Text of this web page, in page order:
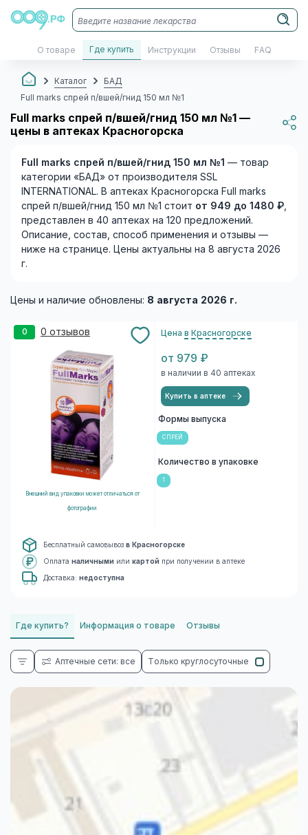
О товаре Где купить Инструкции Отзывы FAQ
Каталог
БАД
Full marks спрей п/вшей/гнид 150 мл №1
Full marks спрей п/вшей/гнид 150 мл №1 —
цены в аптеках Красногорска
Full marks спрей п/вшей/гнид 150 мл №1 — товар
категории «БАД» от производителя SSL
INTERNATIONAL. В аптеках Красногорска Full marks
спрей п/вшей/гнид 150 мл №1 стоит от 949 до 1480 ₽,
представлен в 40 аптеках на 120 предложений.
Описание, состав, способ применения и отзывы —
ниже на странице. Цены актуальны на 8 августа 2026
г.
Цены и наличие обновлены: 8 августа 2026 г.
0 0 отзывов
Внешний вид упаковки может отличаться от
фотографии
Цена в Красногорске
от 979 ₽
в наличии в 40 аптеках
Купить в аптеке
Формы выпуска
СПРЕЙ
Количество в упаковке
1
Бесплатный самовывоз в Красногорске
Оплата наличными или картой при получении в аптеке
Доставка: недоступна
Где купить? Информация о товаре Отзывы
Аптечные сети: все Только круглосуточные